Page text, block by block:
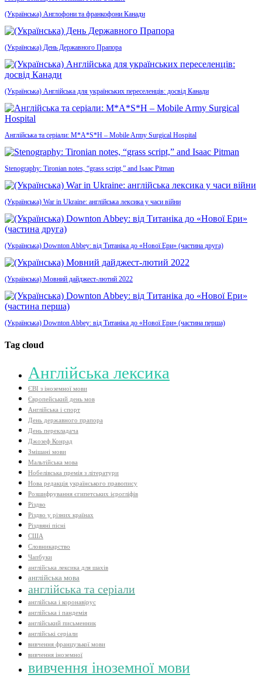
(Українська) Англофони та франкофони Канади
(Українська) День Державного Прапора
(Українська) Англійська для українських переселенців: досвід Канади
Англійська та серіали: M*A*S*H – Mobile Army Surgical Hospital
Stenography: Tironian notes, “grass script,” and Isaac Pitman
(Українська) War in Ukraine: англійська лексика у часи війни
(Українська) Downton Abbey: від Титаніка до «Нової Ери» (частина друга)
(Українська) Мовний дайджест-лютий 2022
(Українська) Downton Abbey: від Титаніка до «Нової Ери» (частина перша)
Tag cloud
Aнглійська лексика
ЄВІ з іноземної мови
Європейський день мов
Англійська і спорт
День державного прапора
День перекладача
Джозеф Конрад
Змішані мови
Мальтійська мова
Нобелівська премія з літератури
Нова редакція українського правопису
Розшифрування єгипетських ієрогліфів
Різдво
Різдво у різних країнах
Різдвяні пісні
США
Словникарство
Чапбуки
англійська лексика для шахів
англійська мова
англійська та серіали
англійська і коронавірус
англійська і пандемія
англійський письменник
англійські серіали
вивчення французької мови
вивчення іноземної
вивчення іноземної мови